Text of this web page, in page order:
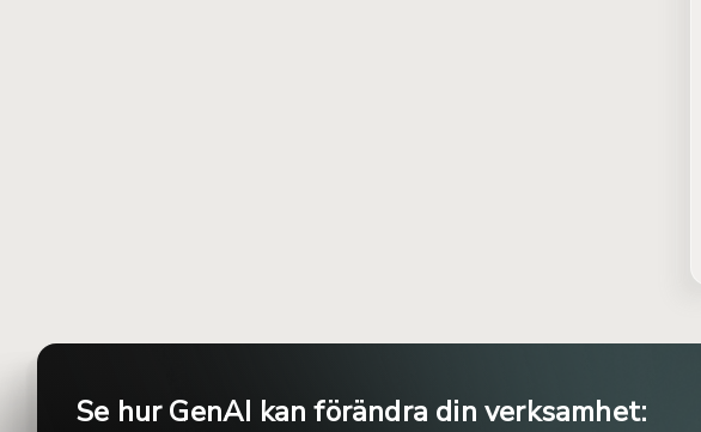
Se hur GenAI kan förändra din verksamhet: